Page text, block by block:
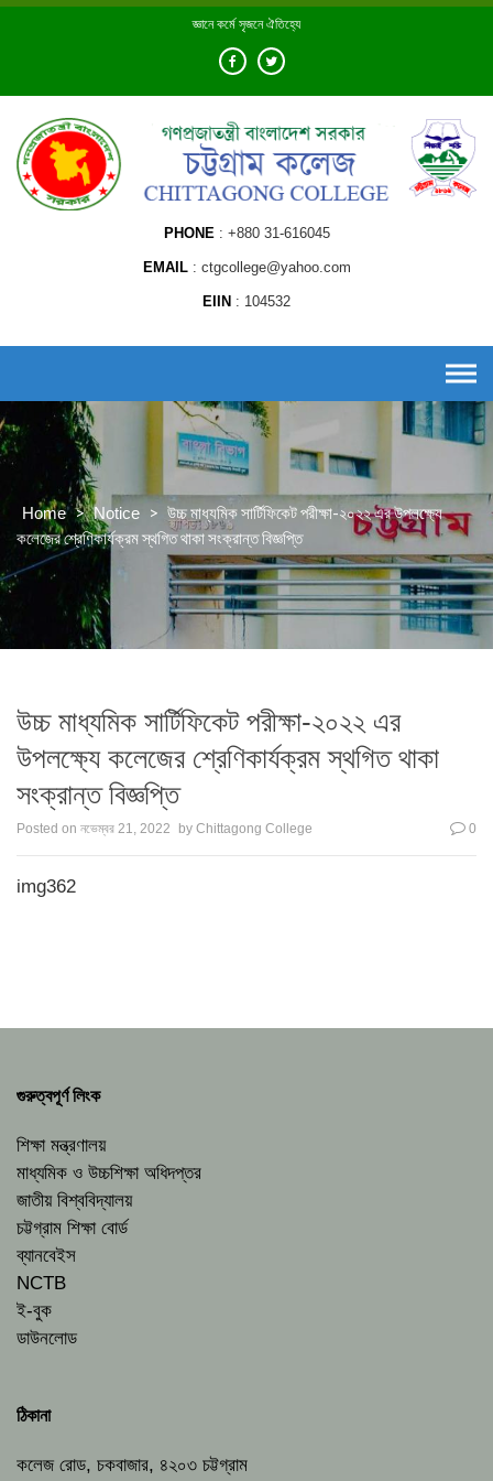
Skip
জ্ঞানে কর্মে সৃজনে ঐতিহ্যে
PHONE +880 31-616045
EMAIL ctgcollege@yahoo.com
EIIN 104532
Home > Notice > উচ্চ মাধ্যমিক সার্টিফিকেট পরীক্ষা-২০২২ এর উপলক্ষ্যে
কলেজের শ্রেণিকার্যক্রম স্থগিত থাকা সংক্রান্ত বিজ্ঞপ্তি
উচ্চ মাধ্যমিক সার্টিফিকেট পরীক্ষা-২০২২ এর
উপলক্ষ্যে কলেজের শ্রেণিকার্যক্রম স্থগিত থাকা
সংক্রান্ত বিজ্ঞপ্তি
Posted on নভেম্বর 21, 2022 by Chittagong College 0
img362
গুরুত্বপূর্ণ লিংক
শিক্ষা মন্ত্রণালয়
মাধ্যমিক ও উচ্চশিক্ষা অধিদপ্তর
জাতীয় বিশ্ববিদ্যালয়
চট্টগ্রাম শিক্ষা বোর্ড
ব্যানবেইস
NCTB
ই-বুক
ডাউনলোড
ঠিকানা
কলেজ রোড, চকবাজার, ৪২০৩ চট্টগ্রাম